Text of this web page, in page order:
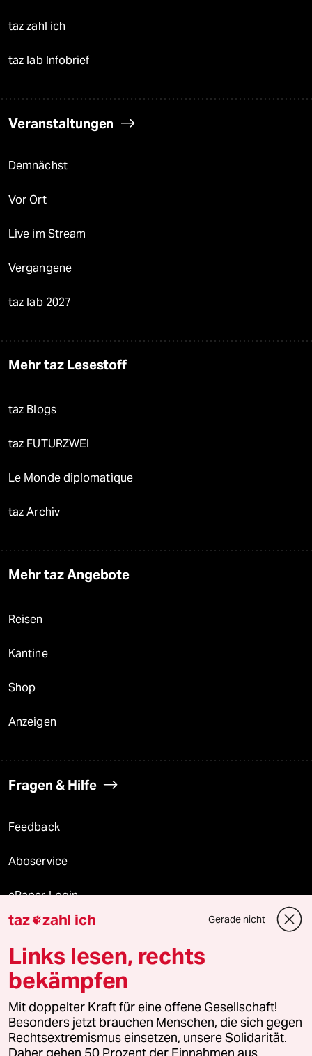
taz zahl ich
taz lab Infobrief
Veranstaltungen
Demnächst
Vor Ort
Live im Stream
Vergangene
taz lab 2027
Mehr taz Lesestoff
taz Blogs
taz FUTURZWEI
Le Monde diplomatique
taz Archiv
Mehr taz Angebote
Reisen
Kantine
Shop
Anzeigen
Fragen & Hilfe
Feedback
Aboservice
ePaper Login
Downloads für Abonnierende
© 2026 taz Verlags und Vertriebs GmbH
Alle Rechte vorbehalten. Bei rechtlichen Fragen oder für Genehmigungen
wenden Sie sich bitte an
lizenzen@taz.de
taz zahl ich Gerade nicht
Links lesen, rechts
bekämpfen
Mit doppelter Kraft für eine offene Gesellschaft!
Besonders jetzt brauchen Menschen, die sich gegen
Rechtsextremismus einsetzen, unsere Solidarität.